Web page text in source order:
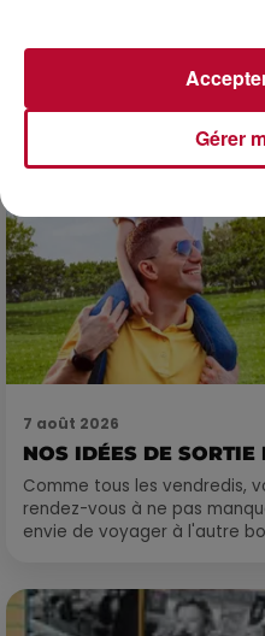
7 août 2026
NOS IDÉES DE
Comme tous les vendredis,
rendez-vous à ne pas
envie de voyager à l'autre
Gérer